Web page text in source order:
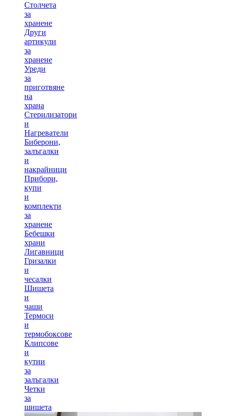
Столчета
за
хранене
Други
артикули
за
хранене
Уреди
за
приготвяне
на
храна
Стерилизатори
и
Нагреватели
Биберони,
залъгалки
и
накрайници
Прибори,
купи
и
комплекти
за
хранене
Бебешки
храни
Лигавници
Гризалки
и
чесалки
Шишета
и
чаши
Термоси
и
термобоксове
Клипсове
и
кутии
за
залъгалки
Четки
за
шишета